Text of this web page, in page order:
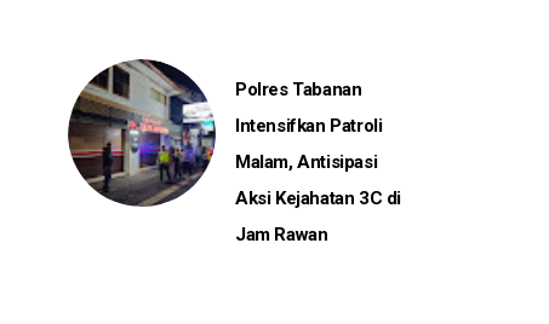
Polres Tabanan
Intensifkan Patroli
Malam, Antisipasi
Aksi Kejahatan 3C di
Jam Rawan